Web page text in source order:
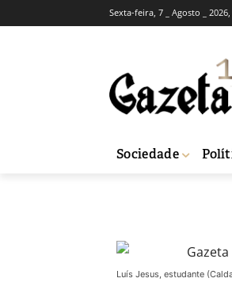
Sexta-feira, 7 _ Agosto _
Sociedade
Praça
férias
Maria Coutinho -
Luís Jesus, estudante